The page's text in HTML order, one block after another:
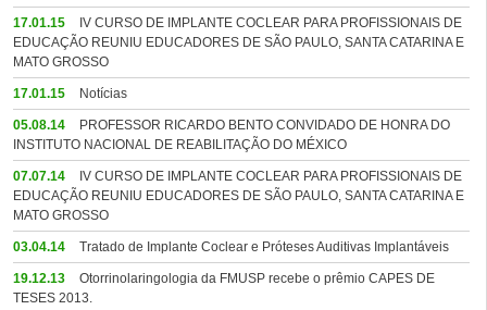
17.01.15
IV CURSO DE IMPLANTE COCLEAR PARA PROFISSIONAIS DE
EDUCAÇÃO REUNIU EDUCADORES DE SÃO PAULO, SANTA CATARINA E
MATO GROSSO
17.01.15 Notícias
05.08.14
PROFESSOR RICARDO BENTO CONVIDADO DE HONRA DO
INSTITUTO NACIONAL DE REABILITAÇÃO DO MÉXICO
07.07.14
IV CURSO DE IMPLANTE COCLEAR PARA PROFISSIONAIS DE
EDUCAÇÃO REUNIU EDUCADORES DE SÃO PAULO, SANTA CATARINA E
MATO GROSSO
03.04.14 Tratado de Implante Coclear e Próteses Auditivas Implantáveis
19.12.13
Otorrinolaringologia da FMUSP recebe o prêmio CAPES DE
TESES 2013.